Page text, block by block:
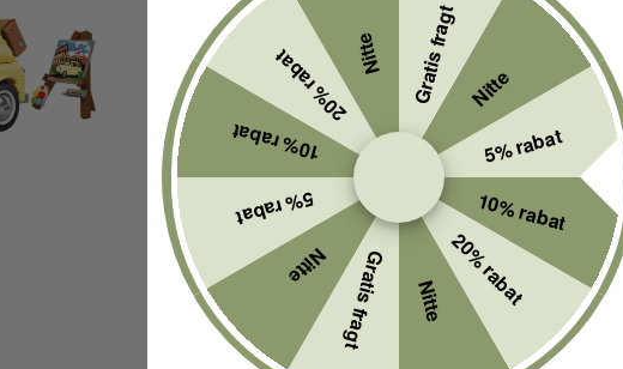
1-2 hverdage
Gratis fragt Nitte
5% rabat
10% rabat
20% rabat
Nitte
Gratis fragt
Nitte
5% rabat
10% rabat
20% rabatNitte